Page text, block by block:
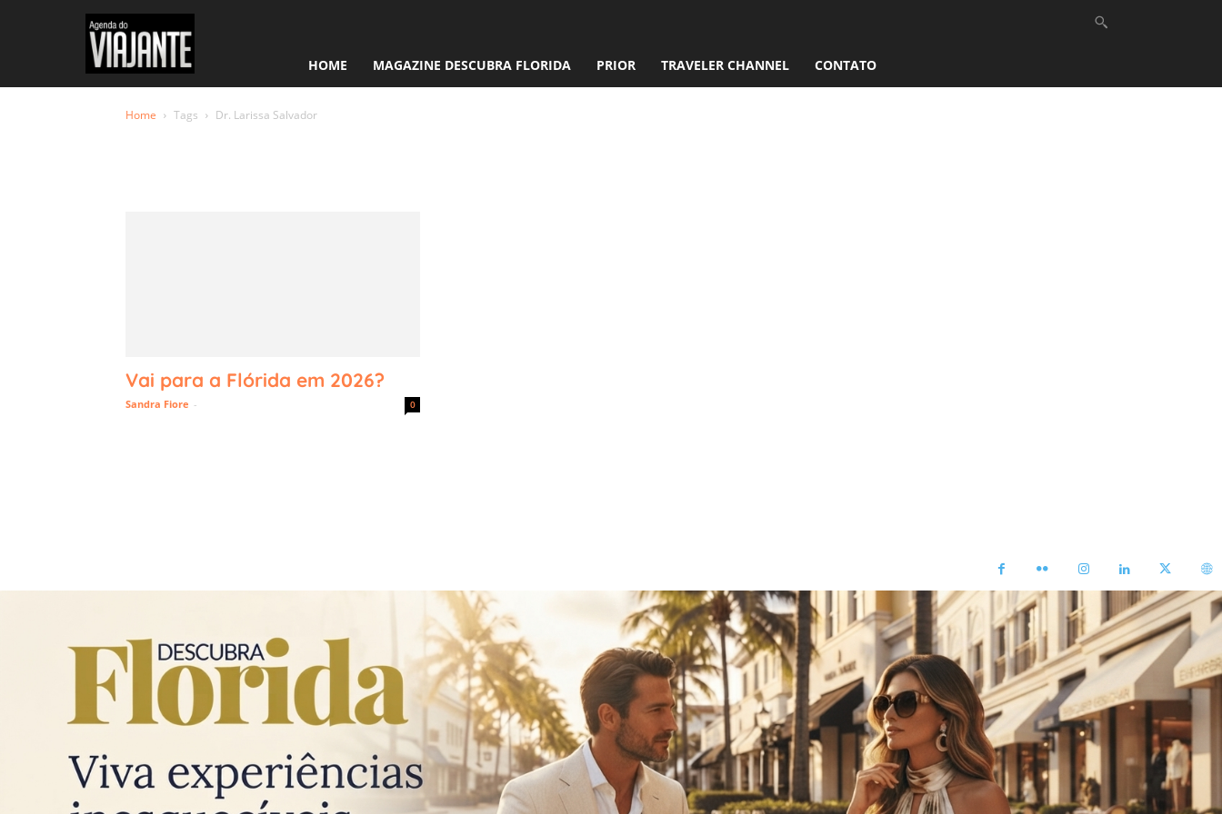
HOME MAGAZINE DESCUBRA FLORIDA PRIOR TRAVELER CHANNEL CONTATO
Home Tags Dr. Larissa Salvador
Tag: Dr. Larissa
Vai para a Flórida em 2026?
Sandra Fiore - 0